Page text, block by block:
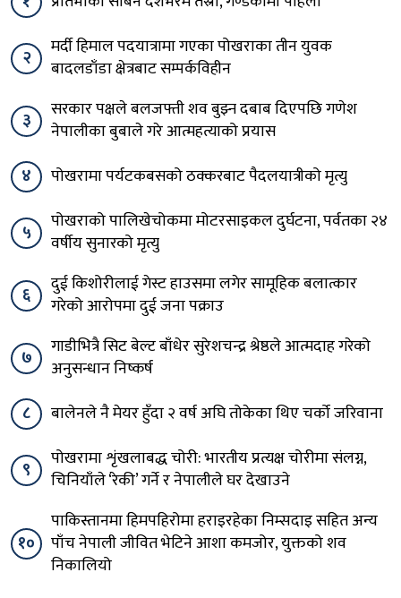
२
मर्दी हिमाल पदयात्रामा गएका पोखराका तीन युवक
बादलडाँडा क्षेत्रबाट सम्पर्कविहीन
३
सरकार पक्षले बलजफ्ती शव बुझ्न दबाब दिएपछि गणेश
नेपालीका बुबाले गरे आत्महत्याको प्रयास
४
पोखरामा पर्यटकबसको ठक्करबाट पैदलयात्रीको मृत्यु
५
पोखराको पालिखेचोकमा मोटरसाइकल दुर्घटना, पर्वतका २४
वर्षीय सुनारको मृत्यु
६
दुई किशोरीलाई गेस्ट हाउसमा लगेर सामूहिक बलात्कार
गरेको आरोपमा दुई जना पक्राउ
७
गाडीभित्रै सिट बेल्ट बाँधेर सुरेशचन्द्र श्रेष्ठले आत्मदाह गरेको
अनुसन्धान निष्कर्ष
८
बालेनले नै मेयर हुँदा २ वर्ष अघि तोकेका थिए चर्को जरिवाना
९
पोखरामा शृंखलाबद्ध चोरी: भारतीय प्रत्यक्ष चोरीमा संलग्न,
चिनियाँले ‘रेकी’ गर्ने र नेपालीले घर देखाउने
१०
पाकिस्तानमा हिमपहिरोमा हराइरहेका निम्सदाइ सहित अन्य
पाँच नेपाली जीवित भेटिने आशा कमजोर, युक्तको शव
निकालियो